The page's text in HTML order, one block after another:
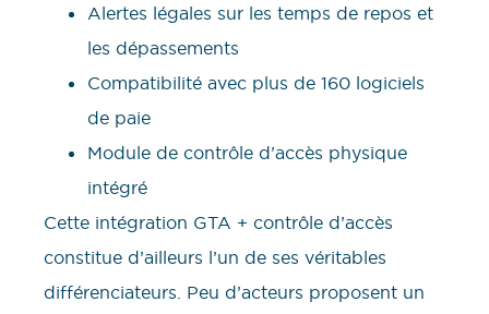
Alertes légales sur les temps de repos et
les dépassements
Compatibilité avec plus de 160 logiciels
de paie
Module de contrôle d’accès physique
intégré
Cette intégration GTA + contrôle d’accès
constitue d’ailleurs l’un de ses véritables
différenciateurs. Peu d’acteurs proposent un